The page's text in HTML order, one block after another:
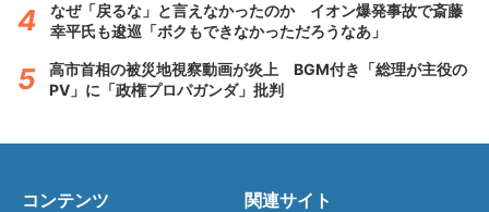
なぜ「戻るな」と言えなかったのか イオン爆発事故で斎藤
幸平氏も逡巡「ボクもできなかっただろうなあ」
高市首相の被災地視察動画が炎上 BGM付き「総理が主役の
PV」に「政権プロパガンダ」批判
コンテンツ 関連サイト